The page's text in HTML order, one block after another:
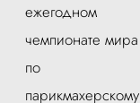
ежегодном
чемпионате мира
по
парикмахерскому